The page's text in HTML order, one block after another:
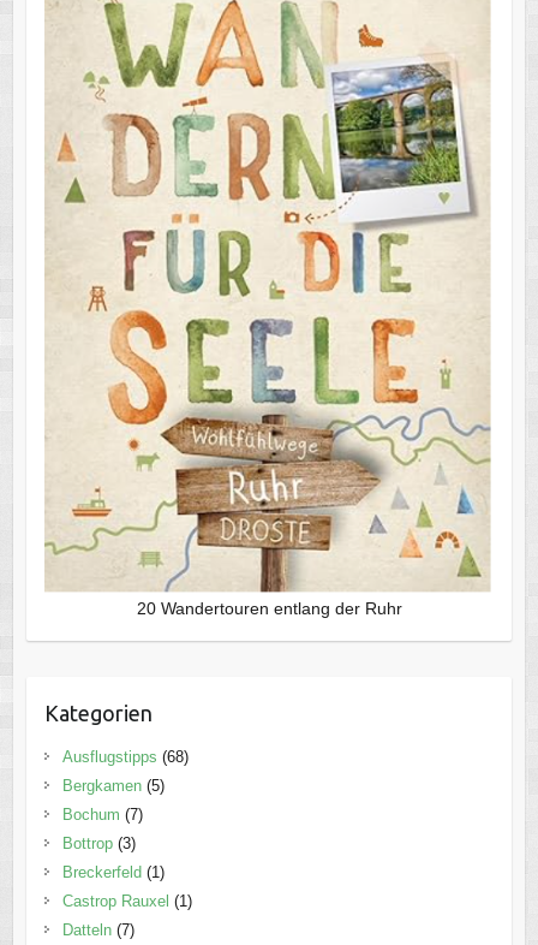
20 Wandertouren entlang der Ruhr
Kategorien
Ausflugstipps (68)
Bergkamen(5)
Bochum (7)
Bottrop(3)
Breckerfeld (1)
Castrop Rauxel (1)
Datteln(7)